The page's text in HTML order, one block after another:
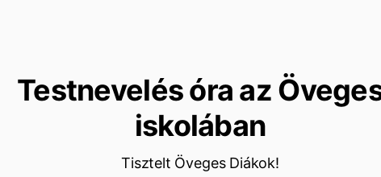
Testnevelés óra az
iskolában
Tisztelt Öveges Diákok!